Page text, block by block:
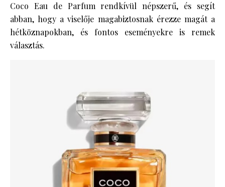
Coco Eau de Parfum rendkívül népszerű, és segít
abban, hogy a viselője magabiztosnak érezze magát a
hétköznapokban, és fontos eseményekre is remek
választás.